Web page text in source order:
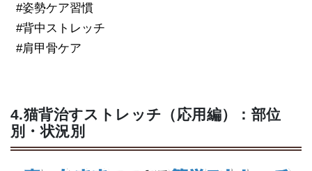
#姿勢ケア習慣
#背中ストレッチ
#肩甲骨ケア
4.猫背治すストレッチ（応用編）：部位
別・状況別